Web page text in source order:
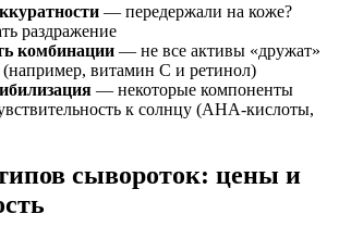
— передержали на коже?
раздражение
комбинации — не все активы «дружат»
витамин С и ретинол)
— некоторые компоненты
к солнцу (AHA-кислоты,
сывороток: цены и